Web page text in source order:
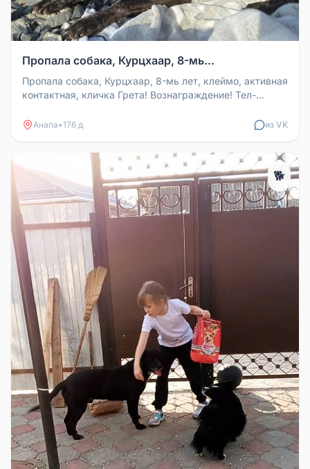
Пропала собака, Курцхаар, 8-мь...
Пропала собака, Курцхаар, 8-мь лет, клеймо, активная
контактная, кличка Грета! Вознаграждение! Тел-
Анапа•176 д из VK
🐕